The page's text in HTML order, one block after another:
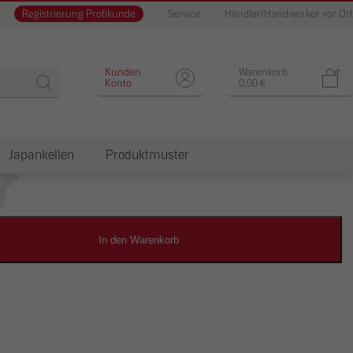
Registrierung Profikunde Service Händler/Handwerker vor Ort
Warenkorb
0,00 €
Kunden
Konto
Japankellen Produktmuster
Designputz
In den Warenkorb